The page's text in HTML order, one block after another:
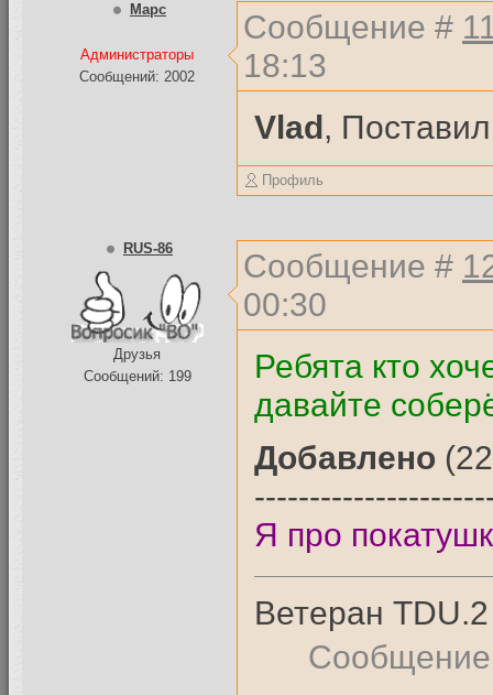
Mapc
Администраторы
Сообщений: 2002
Сообщение #
18:13
Vlad,
Профиль
RUS-86
Друзья
Сообщений: 199
Сообщение #
00:30
Ребята кто
давайте
Добавлено
Я про
Ветеран TDU.2
Сообщение